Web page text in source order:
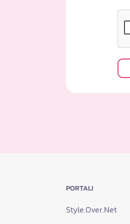
PORTALI
Style.Over.Net